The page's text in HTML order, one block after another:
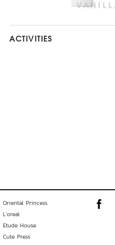
ACTIVITIES
Oriental Princess
L'oreal
Etude House
Cute Press